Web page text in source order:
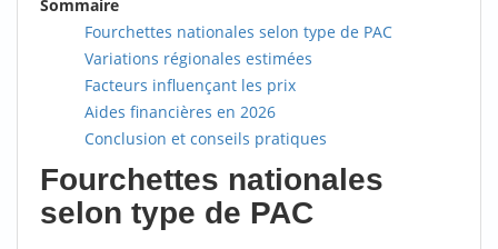
Sommaire
Fourchettes nationales selon type de PAC
Variations régionales estimées
Facteurs influençant les prix
Aides financières en 2026
Conclusion et conseils pratiques
Fourchettes nationales
selon type de PAC